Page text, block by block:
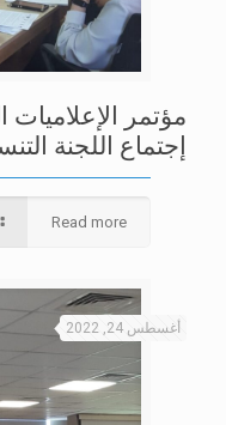
مؤتمر
إجتماع اللجنة
Read more
أغسطس 24, 2022